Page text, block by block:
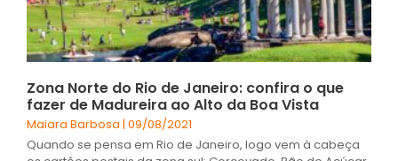
Zona Norte do Rio de Janeiro: confira o que
fazer de Madureira ao Alto da Boa Vista
Maiara Barbosa 09/08/2021
Quando se pensa em Rio de Janeiro, logo vem à cabeça